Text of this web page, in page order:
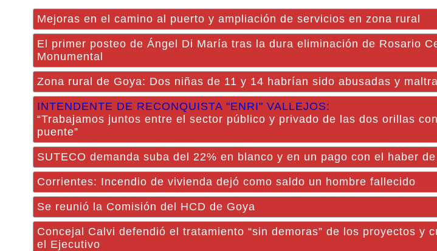
Mejoras en el camino al puerto y ampliación de servicios en zona rural
El primer posteo de Ángel Di María tras la dura eliminación de Rosario
Monumental
Zona rural de Goya: Dos niñas de 11 y 14 habrían sido abusadas y
INTENDENTE DE RECONQUISTA "ENRI" VALLEJOS:
“Trabajamos juntos entre el sector público y privado de las dos orillas
puente”
SUTECO demanda suba del 22% en blanco y en un pago con el haber
Corrientes: Incendio de vivienda dejó como saldo un hombre fallecido
Se reunió la Comisión del HCD de Goya
Concejal Calvi defendió el tratamiento “sin demoras” de los proyectos y
el Ejecutivo